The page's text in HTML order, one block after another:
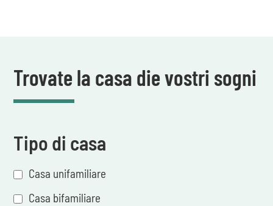
Trovate la casa die vostri sogni
Tipo di casa
Casa unifamiliare
Casa bifamiliare